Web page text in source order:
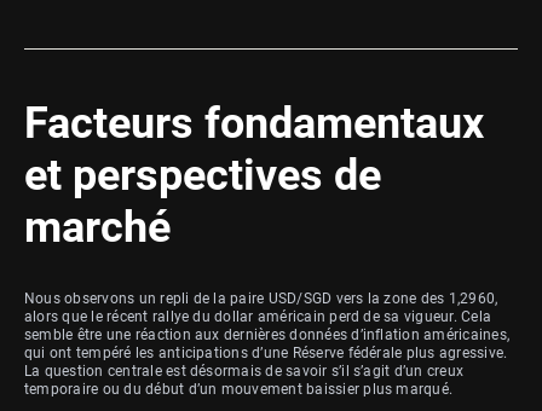
Facteurs fondamentaux
et perspectives de
marché
Nous observons un repli de la paire USD/SGD vers la zone des 1,2960,
alors que le récent rallye du dollar américain perd de sa vigueur. Cela
semble être une réaction aux dernières données d’inflation américaines,
qui ont tempéré les anticipations d’une Réserve fédérale plus agressive.
La question centrale est désormais de savoir s’il s’agit d’un creux
temporaire ou du début d’un mouvement baissier plus marqué.